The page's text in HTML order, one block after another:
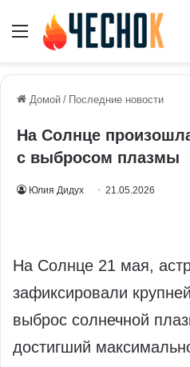
Меню
Домой / Последние новости
На Солнце
с выбросом плазмы
Юлия Дидух 21.05.2026
На Солнце 21 мая,
зафиксировали
выброс солнечной
достигший